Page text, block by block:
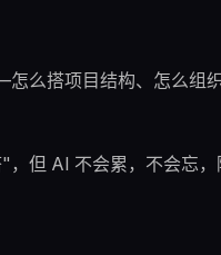
么搭项目结构、怎么
但 AI 不会累，不会忘，